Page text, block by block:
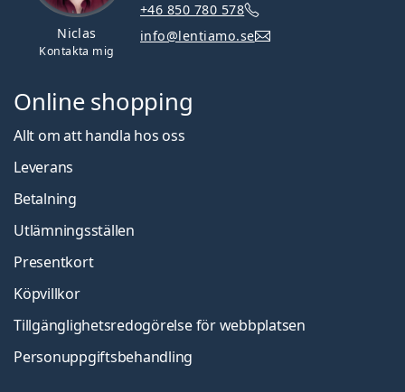
Niclas
Kontakta mig
+46 850 780 578
info@lentiamo.se
Online shopping
Allt om att handla hos oss
Leverans
Betalning
Utlämningsställen
Presentkort
Köpvillkor
Tillgänglighetsredogörelse för webbplatsen
Personuppgiftsbehandling